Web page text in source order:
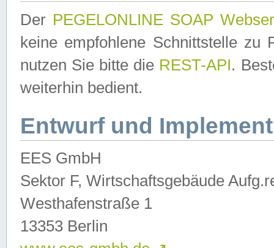
Der PEGELONLINE SOAP
keine empfohlene Schnittstelle zu
nutzen Sie bitte die REST-API.
weiterhin bedient.
Entwurf und
EES GmbH
Sektor F, Wirtschaftsgebäude
Westhafenstraße 1
13353 Berlin